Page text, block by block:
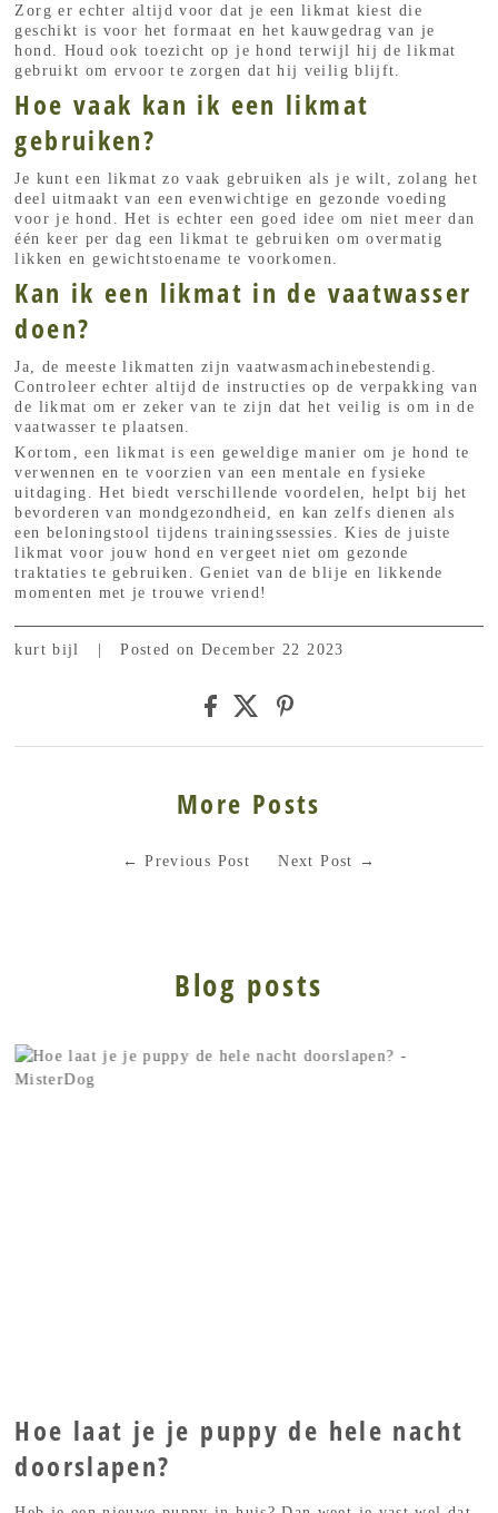
Zorg er echter altijd voor dat je een likmat kiest die
geschikt is voor het formaat en het kauwgedrag van je
hond. Houd ook toezicht op je hond terwijl hij de likmat
gebruikt om ervoor te zorgen dat hij veilig blijft.
Hoe vaak kan ik een likmat
gebruiken?
Je kunt een likmat zo vaak gebruiken als je wilt, zolang het
deel uitmaakt van een evenwichtige en gezonde voeding
voor je hond. Het is echter een goed idee om niet meer dan
één keer per dag een likmat te gebruiken om overmatig
likken en gewichtstoename te voorkomen.
Kan ik een likmat in de vaatwasser
doen?
Ja, de meeste likmatten zijn vaatwasmachinebestendig.
Controleer echter altijd de instructies op de verpakking van
de likmat om er zeker van te zijn dat het veilig is om in de
vaatwasser te plaatsen.
Kortom, een likmat is een geweldige manier om je hond te
verwennen en te voorzien van een mentale en fysieke
uitdaging. Het biedt verschillende voordelen, helpt bij het
bevorderen van mondgezondheid, en kan zelfs dienen als
een beloningstool tijdens trainingssessies. Kies de juiste
likmat voor jouw hond en vergeet niet om gezonde
traktaties te gebruiken. Geniet van de blije en likkende
momenten met je trouwe vriend!
kurt bijl Posted on December 22 2023
More Posts
←Previous Post Next Post →
Blog posts
Hoe laat je je puppy de hele nacht
doorslapen?